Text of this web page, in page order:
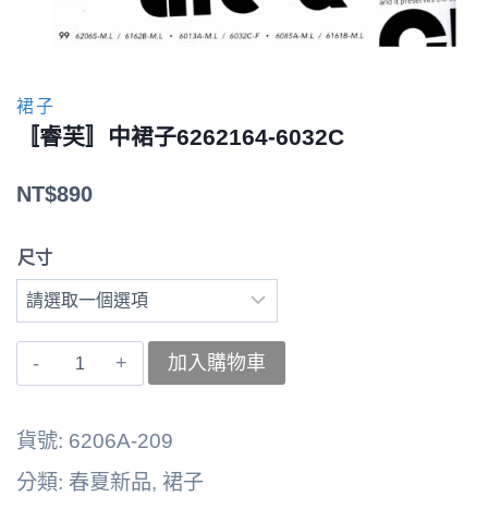
裙子
〚睿芙〛中裙子6262164-6032C
NT$890
尺寸
〚睿
子
加入購物車
貨號: 6206A-209
分類: 春夏新品, 裙子